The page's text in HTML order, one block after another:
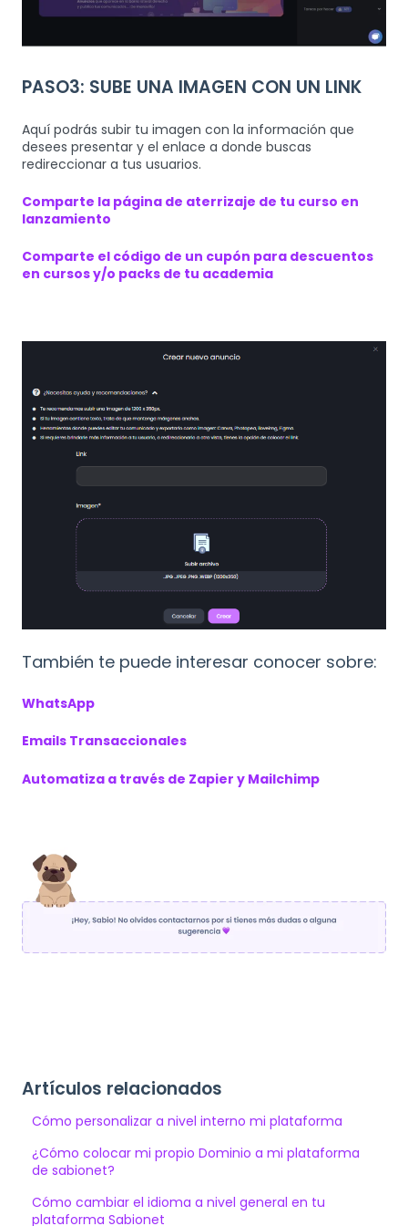
PASO3: SUBE UNA IMAGEN CON UN LINK
Aquí podrás subir tu imagen con la información que
desees presentar y el enlace a donde buscas
redireccionar a tus usuarios.
Comparte la página de aterrizaje de tu curso en
lanzamiento
Comparte el código de un cupón para descuentos
en cursos y/o packs de tu academia
También te puede interesar conocer sobre:
WhatsApp
Emails Transaccionales
Automatiza a través de Zapier y Mailchimp
Artículos relacionados
Cómo personalizar a nivel interno mi plataforma
¿Cómo colocar mi propio Dominio a mi plataforma
de sabionet?
Cómo cambiar el idioma a nivel general en tu
plataforma Sabionet